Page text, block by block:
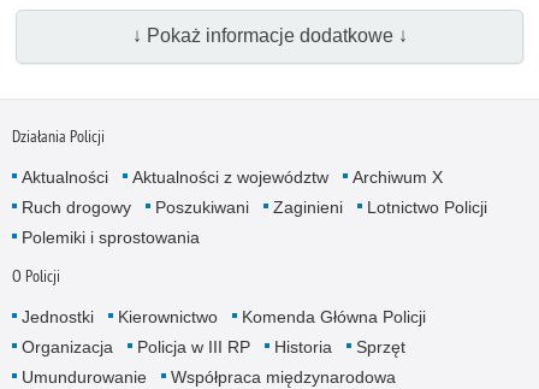
↓ Pokaż informacje dodatkowe ↓
Działania Policji
Aktualności Aktualności z województw
Archiwum X
Ruch drogowy
Poszukiwani Zaginieni
Lotnictwo Policji
Polemiki i sprostowania
O Policji
Jednostki Kierownictwo
Komenda Główna Policji
Organizacja
Policja w III RP Historia
Sprzęt
Umundurowanie
Współpraca międzynarodowa